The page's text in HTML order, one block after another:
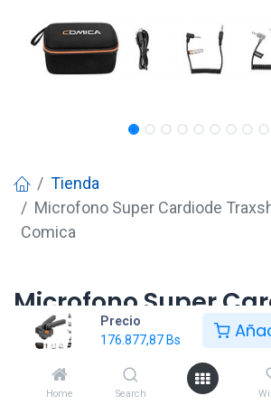
Precio
176.877,87Bs
Home Search
Tienda
Microfono Super Cardiode
Comica
Microfono Super
Traxshot
Comica